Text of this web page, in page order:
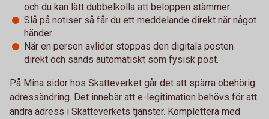
och du kan lätt dubbelkolla att beloppen stämmer.
Slå på notiser så får du ett meddelande direkt när något
händer.
När en person avlider stoppas den digitala posten
direkt och sänds automatiskt som fysisk post.
På Mina sidor hos Skatteverket går det att spärra obehörig
adressändring. Det innebär att e-legitimation behövs för att
ändra adress i Skatteverkets tjänster. Komplettera med